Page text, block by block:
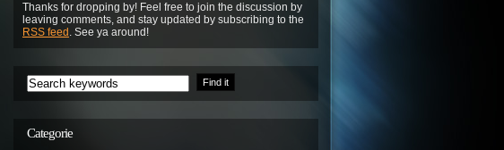
Thanks for dropping by! Feel free to join the discussion by
leaving comments, and stay updated by subscribing to the
RSS feed . See ya around!
Categorie